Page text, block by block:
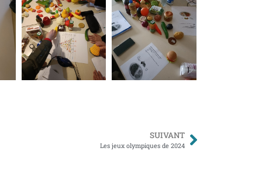
SUIVANT
Les jeux olympiques de 2024